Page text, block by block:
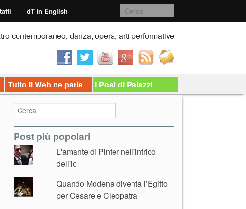
dT in English
contemporaneo, danza, opera, arti performative
Tutto il Web ne parla I Post di Palazzi
Post più popolari
L'amante di Pinter nell'intrico
dell'io
Quando Modena diventa l’Egitto
per Cesare e Cleopatra